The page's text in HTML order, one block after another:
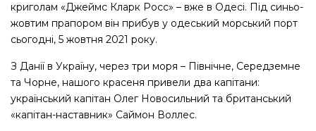
криголам «Джеймс Кларк Росс» – вже в Одесі. Під синьо-
жовтим прапором він прибув у одеський морський порт
сьогодні, 5 жовтня 2021 року.
З Данії в Україну, через три моря – Північне, Середземне
та Чорне, нашого красеня привели два капітани:
український капітан Олег Новосильний та британський
«капітан-наставник» Саймон Воллес.